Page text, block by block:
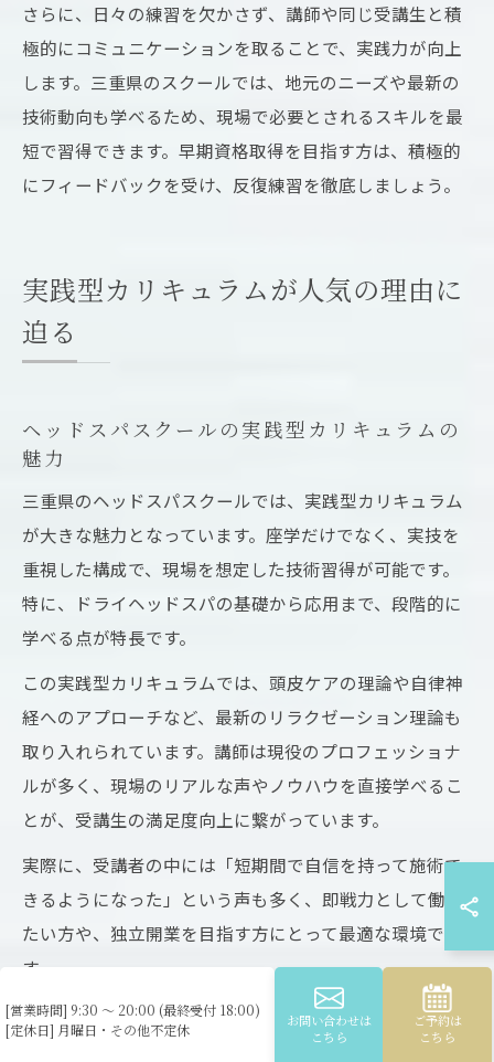
さらに、日々の練習を欠かさず、講師や同じ受講生と積
極的にコミュニケーションを取ることで、実践力が向上
します。三重県のスクールでは、地元のニーズや最新の
技術動向も学べるため、現場で必要とされるスキルを最
短で習得できます。早期資格取得を目指す方は、積極的
にフィードバックを受け、反復練習を徹底しましょう。
実践型カリキュラムが人気の理由に
迫る
ヘッドスパスクールの実践型カリキュラムの
魅力
三重県のヘッドスパスクールでは、実践型カリキュラム
が大きな魅力となっています。座学だけでなく、実技を
重視した構成で、現場を想定した技術習得が可能です。
特に、ドライヘッドスパの基礎から応用まで、段階的に
学べる点が特長です。
この実践型カリキュラムでは、頭皮ケアの理論や自律神
経へのアプローチなど、最新のリラクゼーション理論も
取り入れられています。講師は現役のプロフェッショナ
ルが多く、現場のリアルな声やノウハウを直接学べるこ
とが、受講生の満足度向上に繋がっています。
実際に、受講者の中には「短期間で自信を持って施術で
きるようになった」という声も多く、即戦力として働き
たい方や、独立開業を目指す方にとって最適な環境で
す。
ドライヘッドスパ技術を現場で活かせる理由
[営業時間] 9:30 ～ 20:00 (最終受付 18:00)
[定休日] 月曜日・その他不定休
お問い合わせは
こちら
ご予約は
こちら